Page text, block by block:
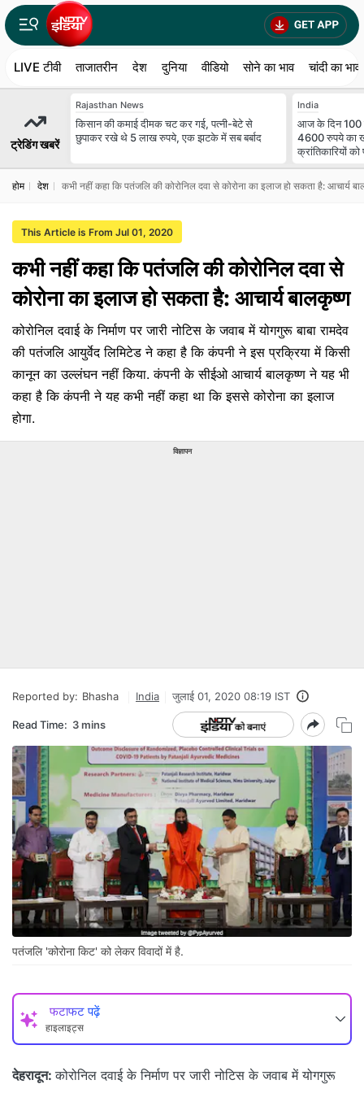
LIVE टीवी ताजातरीन देश दुनिया वीडियो सोने का भाव चांदी का भाव
ट्रेडिंग खबरें
Rajasthan News
किसान की कमाई दीमक चट कर गई, पत्नी-बेटे से
छुपाकर रखे थे 5 लाख रुपये, एक झटके में सब बर्बाद
India
आज के दिन 100
4600 रुपये का
क्रांतिकारियों को
होम देश कभी नहीं कहा कि पतंजलि की कोरोनिल दवा से कोरोना का इलाज हो सकता है: आचार्य
This Article is From Jul 01, 2020
कभी नहीं कहा कि पतंजलि की कोरोनिल दवा से
कोरोना का इलाज हो सकता है: आचार्य बालकृष्ण
कोरोनिल दवाई के निर्माण पर जारी नोटिस के जवाब में योगगुरू बाबा रामदेव
की पतंजलि आयुर्वेद लिमिटेड ने कहा है कि कंपनी ने इस प्रक्रिया में किसी
कानून का उल्लंघन नहीं किया. कंपनी के सीईओ आचार्य बालकृष्ण ने यह भी
कहा है कि कंपनी ने यह कभी नहीं कहा था कि इससे कोरोना का इलाज
होगा.
विज्ञापन
Reported by: Bhasha India जुलाई 01, 2020 08:19 IST
Read Time: 3 mins
पतंजलि 'कोरोना किट' को लेकर विवादों में है.
फटाफट पढ़ें
हाइलाइट्स
देहरादून: कोरोनिल दवाई के निर्माण पर जारी नोटिस के जवाब में योगगुरू